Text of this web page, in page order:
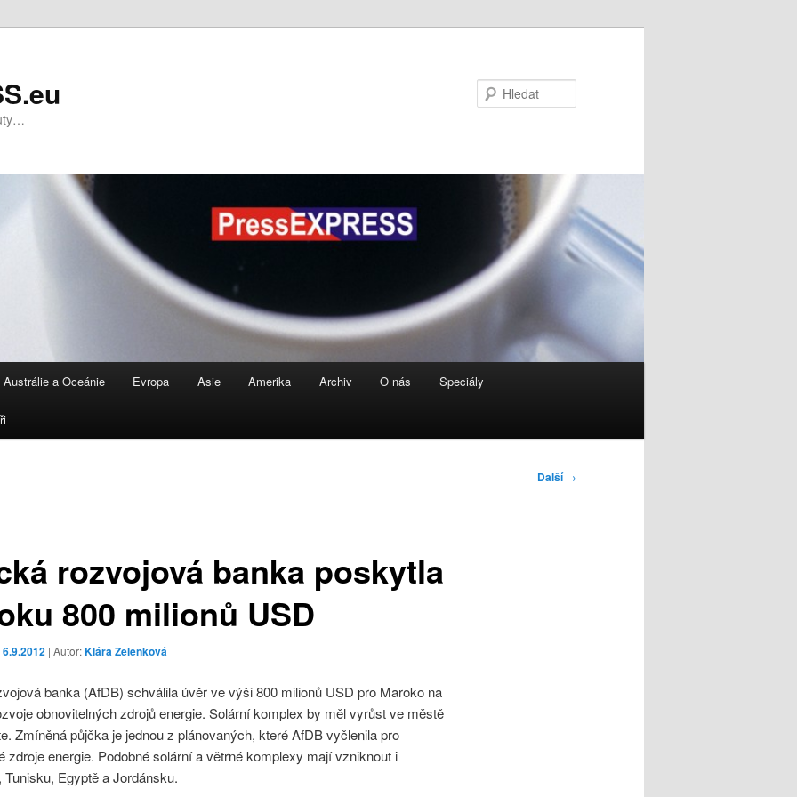
Austrálie a Oceánie Evropa Asie Amerika Archiv O nás Speciály
Další→
rozvojová banka poskytla
800 milionů USD
6.9.2012 | Autor:Klára Zelenková
banka (AfDB) schválila úvěr ve výši 800 milionů USD pro Maroko na
obnovitelných zdrojů energie. Solární komplex by měl vyrůst ve městě
Zmíněná půjčka je jednou z plánovaných, které AfDB vyčlenila pro
zdroje energie. Podobné solární a větrné komplexy mají vzniknout i
Egyptě a Jordánsku.